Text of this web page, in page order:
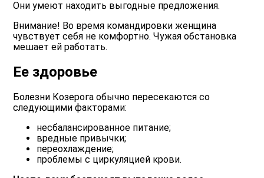
Они умеют находить выгодные предложения.
Внимание! Во время командировки женщина
чувствует себя не комфортно. Чужая обстановка
мешает ей работать.
Ее здоровье
Болезни Козерога обычно пересекаются со
следующими факторами:
несбалансированное питание;
вредные привычки;
переохлаждение;
проблемы с циркуляцией крови.